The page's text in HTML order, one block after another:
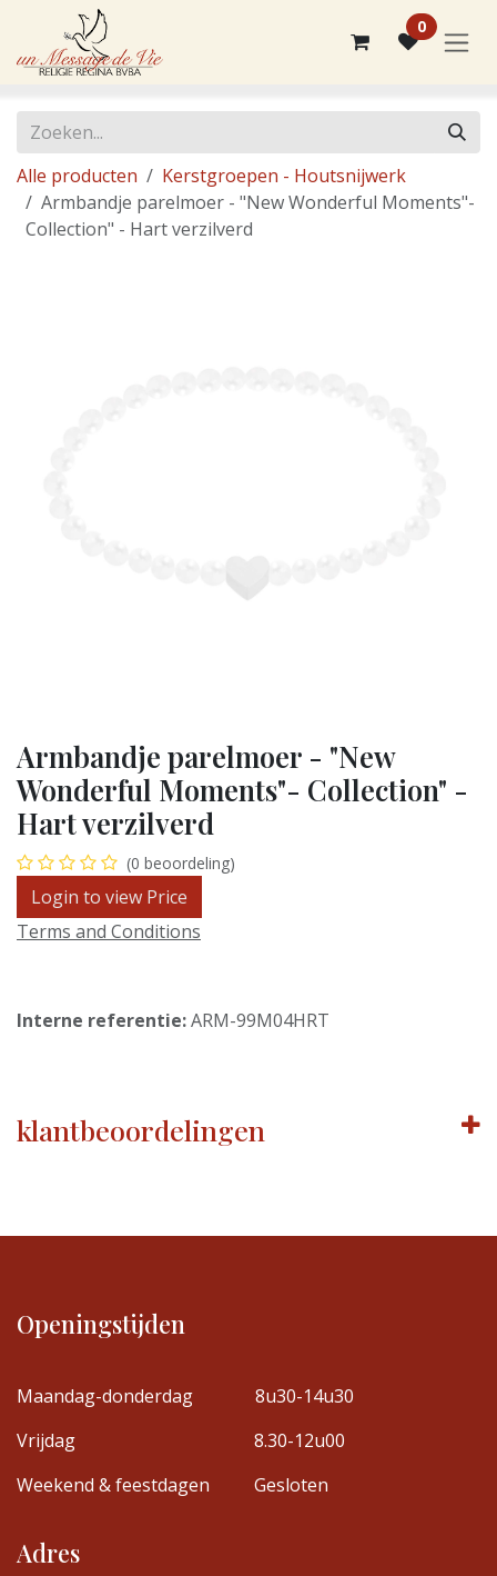
Overslaan naar inhoud
0
Alle producten
Kerstgroepen - Houtsnijwerk
Armbandje parelmoer - "New Wonderful Moments"-
Collection" - Hart verzilverd
Armbandje parelmoer - "New
Wonderful Moments"- Collection" -
Hart verzilverd
(0 beoordeling)
Login to view Price
Terms and Conditions
Interne referentie:ARM-99M04HRT
klantbeoordelingen
Openingstijden
Maandag-donderdag
8u30-14u30
Vrijdag
8.30-12u00
Weekend & feestdagen
Gesloten
Adres